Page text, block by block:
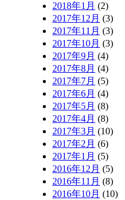
2018年1月 (2)
2017年12月 (3)
2017年11月 (3)
2017年10月 (3)
2017年9月 (4)
2017年8月 (4)
2017年7月 (5)
2017年6月 (4)
2017年5月 (8)
2017年4月 (8)
2017年3月 (10)
2017年2月 (6)
2017年1月 (5)
2016年12月 (5)
2016年11月 (8)
2016年10月 (10)